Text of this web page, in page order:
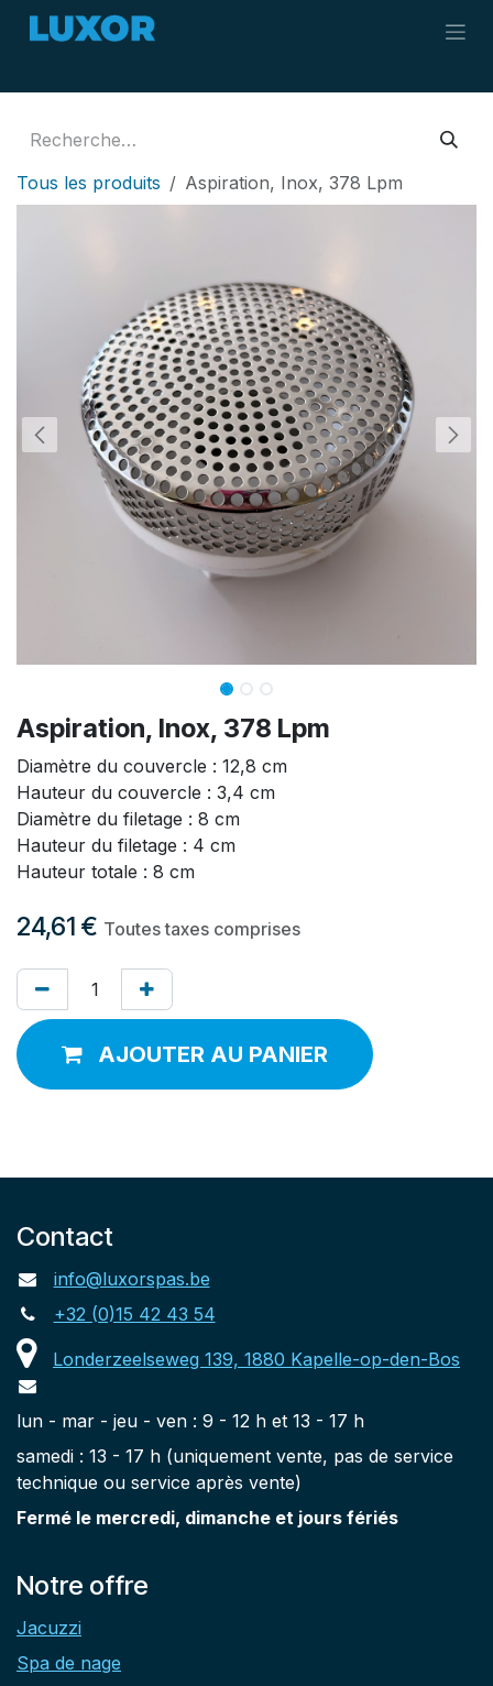
Se rendre au contenu
Tous les produits Aspiration, Inox, 378 Lpm
Aspiration, Inox, 378 Lpm
Diamètre du couvercle : 12,8 cm
Hauteur du couvercle : 3,4 cm
Diamètre du filetage : 8 cm
Hauteur du filetage : 4 cm
Hauteur totale : 8 cm
24,61 € Toutes taxes comprises
AJOUTER AU PANIER
Contact
info@luxorspas.be
+32 (0)15 42 43 54
Londerzeelseweg 139, 1880 Kapelle-op-den-Bos
lun - mar - jeu - ven : 9 - 12 h et 13 - 17 h
samedi : 13 - 17 h (uniquement vente, pas de service
technique ou service après vente)
Fermé le mercredi, dimanche et jours fériés
Notre offre
Jacuzzi
Spa de nage